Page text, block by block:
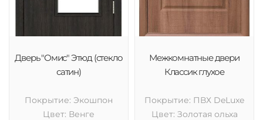
Дверь "Омис" Этюд (стекло
сатин)
Покрытие: Экошпон
Цвет: Венге
Межкомнатные двери
Классик глухое
Покрытие: ПВХ DeLuxe
Цвет: Золотая ольха